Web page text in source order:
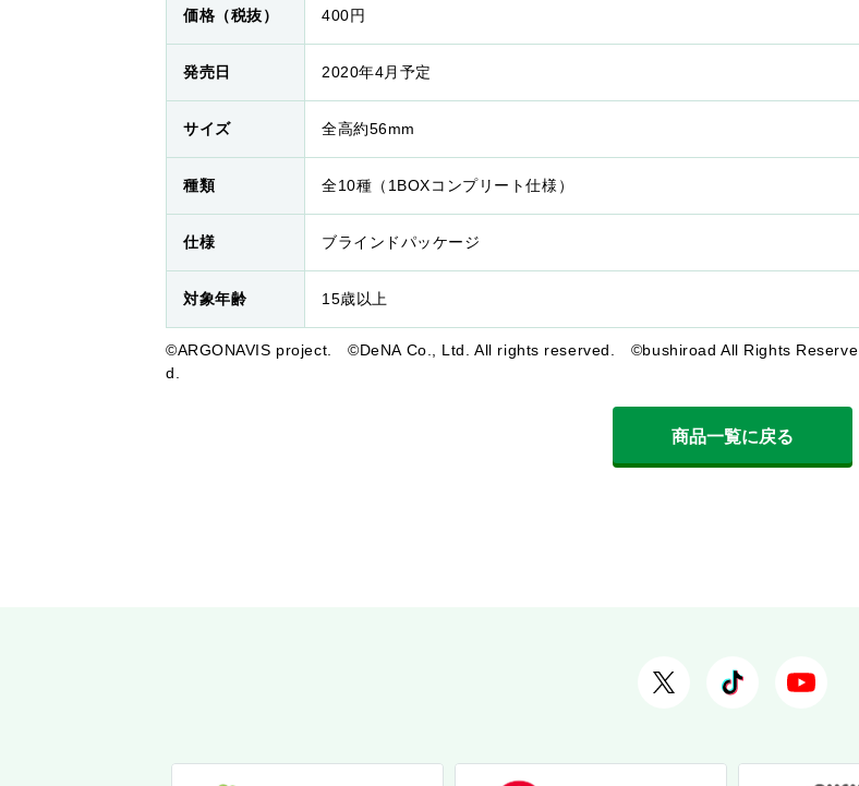
価格（税抜） 400円
発売日 2020年4月予定
サイズ 全高約56mm
種類 全10種（1BOXコンプリート仕様）
仕様 ブラインドパッケージ
対象年齢 15歳以上
©ARGONAVIS project. ©DeNA Co., Ltd. All rights reserved. ©bushiroad All Rights Reserve
d.
商品一覧に戻る